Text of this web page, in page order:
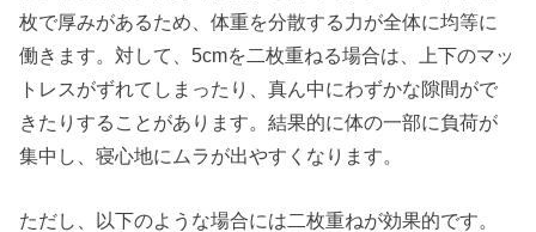
枚で厚みがあるため、体重を分散する力が全体に均等に
働きます。対して、5cmを二枚重ねる場合は、上下のマッ
トレスがずれてしまったり、真ん中にわずかな隙間がで
きたりすることがあります。結果的に体の一部に負荷が
集中し、寝心地にムラが出やすくなります。
ただし、以下のような場合には二枚重ねが効果的です。